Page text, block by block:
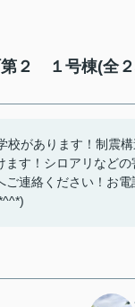
第２ １号棟(
校があります！制震
ます！シロアリなど
ご連絡ください！お